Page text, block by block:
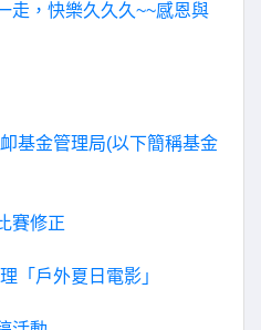
走，快樂久久久~~感恩與
基金管理局(以下簡稱基金
賽修正
「戶外夏日電影」